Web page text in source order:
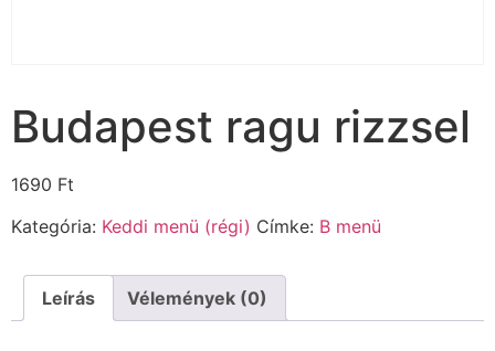
Budapest ragu rizzsel
1690 Ft
Kategória: Keddi menü (régi) Címke: B menü
Leírás Vélemények (0)